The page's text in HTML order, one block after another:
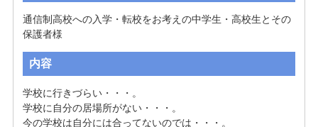
通信制高校への入学・転校をお考えの中学生・高校生とその
保護者様
内容
学校に行きづらい・・・。
学校に自分の居場所がない・・・。
今の学校は自分には合ってないのでは・・・。